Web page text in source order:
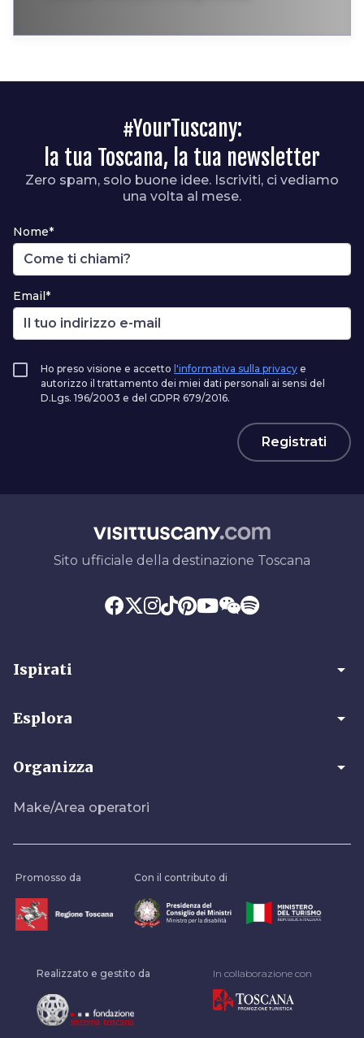
#YourTuscany:
la tua Toscana, la tua newsletter
Zero spam, solo buone idee. Iscriviti, ci vediamo
una volta al mese.
Nome*
Email*
Ho preso visione e accetto l'informativa sulla privacy e
autorizzo il trattamento dei miei dati personali ai sensi del
D.Lgs. 196/2003 e del GDPR 679/2016.
Registrati
Sito ufficiale della destinazione Toscana
Ispirati arrow_drop_down
Esplora arrow_drop_down
Organizza arrow_drop_down
Make/Area operatori
Promosso da Con il contributo di
Realizzato e gestito da In collaborazione con